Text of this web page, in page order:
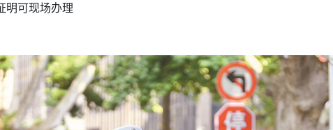
可现场办理